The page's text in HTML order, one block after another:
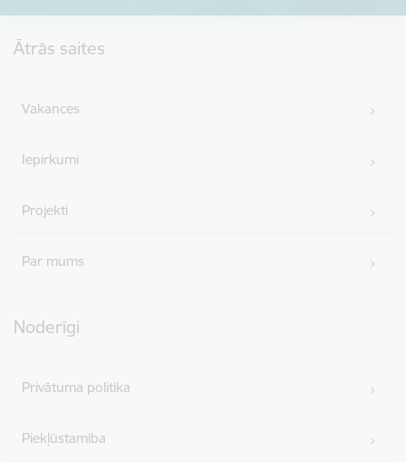
Ātrās saites
Vakances
Iepirkumi
Projekti
Par mums
Noderīgi
Privātuma politika
Piekļūstamība